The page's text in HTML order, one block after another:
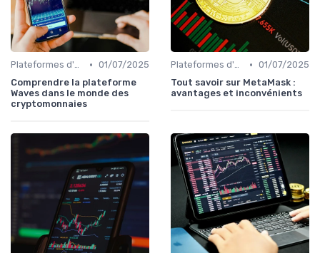
Plateformes d'échange et portefeuilles • 01/07/2025
Comprendre la plateforme
Waves dans le monde des
cryptomonnaies
Plateformes d'échange et portefeuilles • 01/07/2025
Tout savoir sur MetaMask :
avantages et inconvénients